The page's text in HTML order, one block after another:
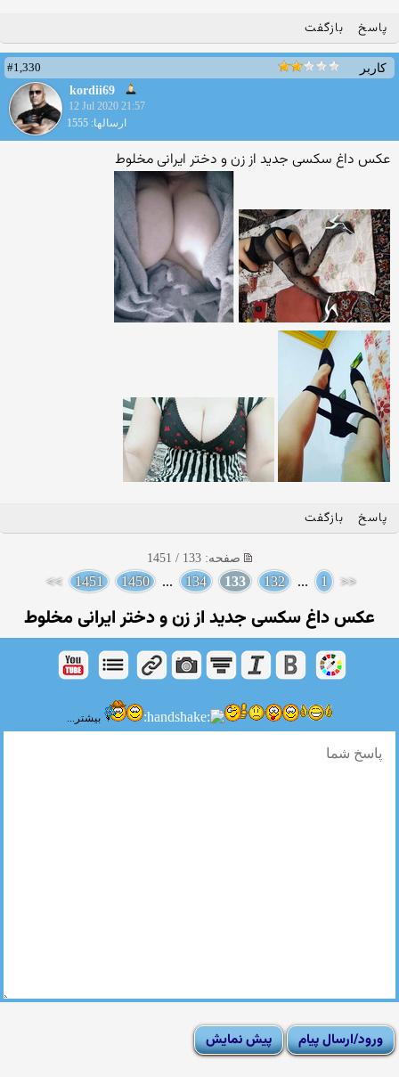
پاسخ بازگفت
کاربر
#1,330
kordii69
12 Jul 2020 21:57
ارسالها: 1555
عکس داغ سکسی جدید از زن و دختر ایرانی مخلوط
پاسخ بازگفت
صفحه: 133 / 1451
<<
1
...
132
133
134
...
1450
1451
>>
عکس داغ سکسی جدید از زن و دختر ایرانی مخلوط
بیشتر...